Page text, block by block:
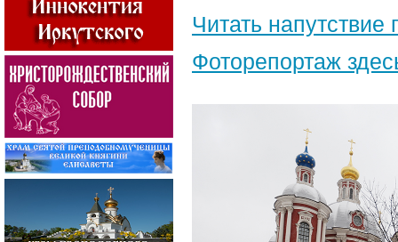
Читать напутствие
Фоторепортаж